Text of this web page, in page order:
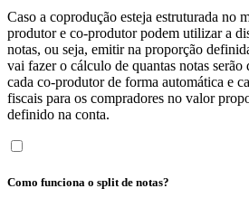
Caso a coprodução esteja estruturada no
produtor e co-produtor podem utilizar a
notas, ou seja, emitir na proporção
vai fazer o cálculo de quantas notas serão
cada co-produtor de forma automática e
fiscais para os compradores no valor
definido na conta.
Como funciona o split de notas?